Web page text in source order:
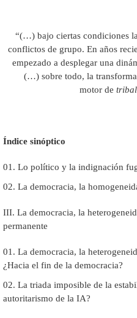
“(…) bajo ciertas condiciones la
conflictos de grupo. En años
empezado a desplegar una
(…) sobre todo, la
motor de
Índice sinóptico
Lo político y la indignación
La democracia, la
III. La democracia, la
permanente
La democracia, la
¿Hacia el fin de la democracia?
La triada imposible de la
autoritarismo de la IA?